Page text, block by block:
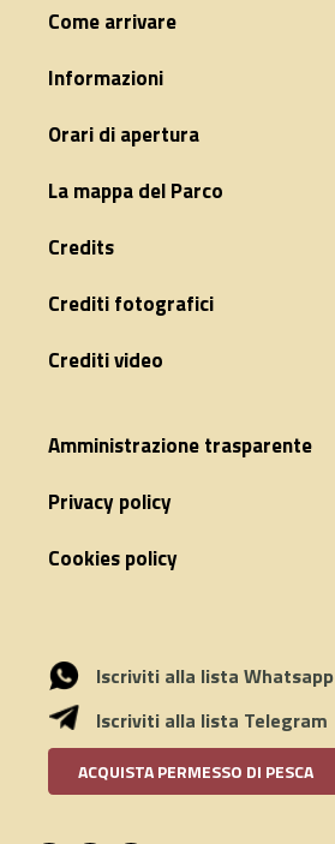
Come arrivare
Informazioni
Orari di apertura
La mappa del Parco
Credits
Crediti fotografici
Crediti video
Amministrazione trasparente
Privacy policy
Cookies policy
Iscriviti alla lista Whatsapp
Iscriviti alla lista Telegram
ACQUISTA PERMESSO DI PESCA